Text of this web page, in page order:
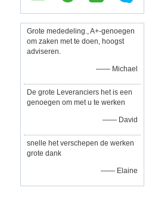
Grote mededeling., A+-genoegen
om zaken met te doen, hoogst
adviseren.
—— Michael
De grote Leveranciers het is een
genoegen om met u te werken
—— David
snelle het verschepen de werken
grote dank
—— Elaine